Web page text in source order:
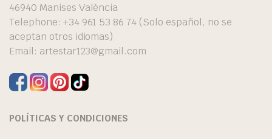
46940 Manises València
Telephone: +34 961 53 86 74 (Solo español, no se
aceptan otros idiomas)
Email: artestar123@gmail.com
POLÍTICAS Y CONDICIONES